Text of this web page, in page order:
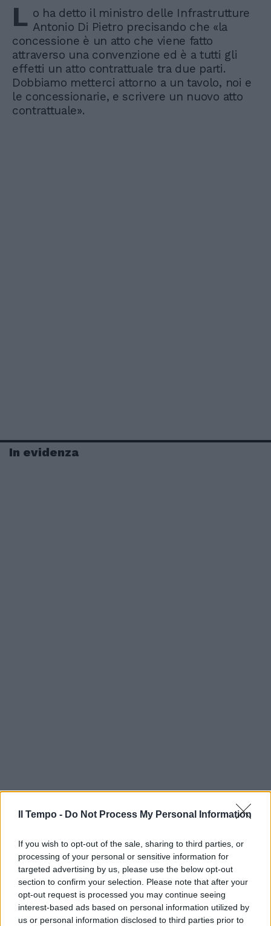
Il Tempo - Do Not Process My Personal Information
If you wish to opt-out of the sale, sharing to third parties, or
processing of your personal or sensitive information for
targeted advertising by us, please use the below opt-out
section to confirm your selection. Please note that after your
opt-out request is processed you may continue seeing
interest-based ads based on personal information utilized by
us or personal information disclosed to third parties prior to
L o ha detto il ministro delle Infrastrutture
Antonio Di Pietro precisando che «la
concessione è un atto che viene fatto
attraverso una convenzione ed è a tutti gli
effetti un atto contrattuale tra due parti.
Dobbiamo metterci attorno a un tavolo, noi e
le concessionarie, e scrivere un nuovo atto
contrattuale».
In evidenza